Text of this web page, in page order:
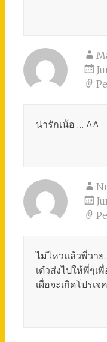
น่ารักเน้อ … ^^
ไม่ไหวแล้วพี่วา
เด๋วส่งไปให้พี่ๆเ
เผื่อจะเกิดโปรเ